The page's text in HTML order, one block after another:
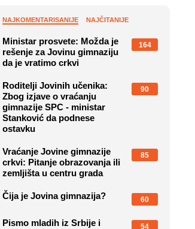
NAJKOMENTARISANIJE NAJČITANIJE
Ministar prosvete: Možda je
rešenje za Jovinu gimnaziju
da je vratimo crkvi
164
Roditelji Jovinih učenika:
Zbog izjave o vraćanju
gimnazije SPC - ministar
Stanković da podnese
ostavku
90
Vraćanje Jovine gimnazije
crkvi: Pitanje obrazovanja ili
zemljišta u centru grada
85
Čija je Jovina gimnazija? 60
Pismo mladih iz Srbije i
54